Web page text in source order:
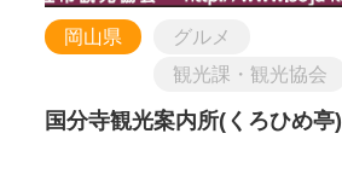
岡山県
グルメ
観光課・観光協会
国分寺観光案内所(くろひめ亭)